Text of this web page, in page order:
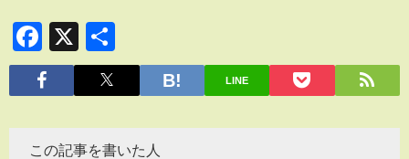
Facebook
X
有
LINE
この記事を書いた人